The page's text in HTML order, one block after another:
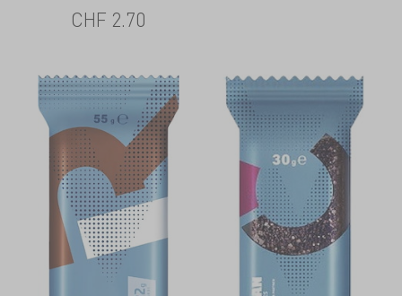
CHF 2.70